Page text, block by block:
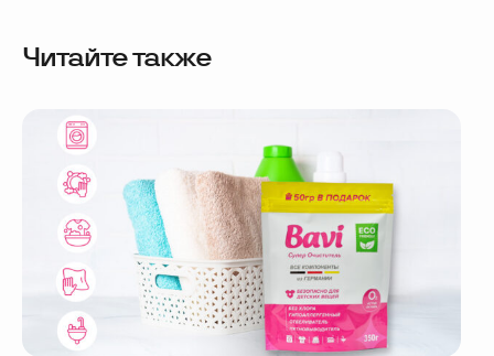
Читайте также